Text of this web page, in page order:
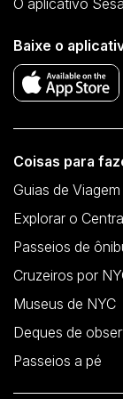
O aplicativo
Baixe o
Coisas para
Guias de
Explorar o
Passeios de
Cruzeiros por
Museus de NYC
Deques de
Passeios a pé